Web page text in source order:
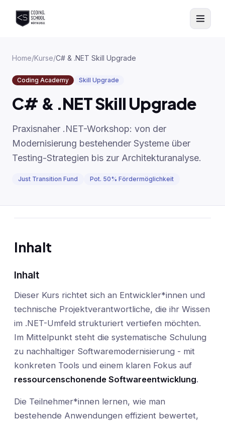
Home/Kurse/C# & .NET Skill Upgrade
Coding Academy Skill Upgrade
C# & .NET Skill Upgrade
Praxisnaher .NET-Workshop: von der
Modernisierung bestehender Systeme über
Testing-Strategien bis zur Architekturanalyse.
Just Transition Fund Pot. 50% Fördermöglichkeit
Inhalt
Inhalt
Dieser Kurs richtet sich an Entwickler*innen und
technische Projektverantwortliche, die ihr Wissen
im .NET-Umfeld strukturiert vertiefen möchten.
Im Mittelpunkt steht die systematische Schulung
zu nachhaltiger Softwaremodernisierung - mit
konkreten Tools und einem klaren Fokus auf
ressourcenschonende Softwareentwicklung.
Die Teilnehmer*innen lernen, wie man
bestehende Anwendungen effizient bewertet,